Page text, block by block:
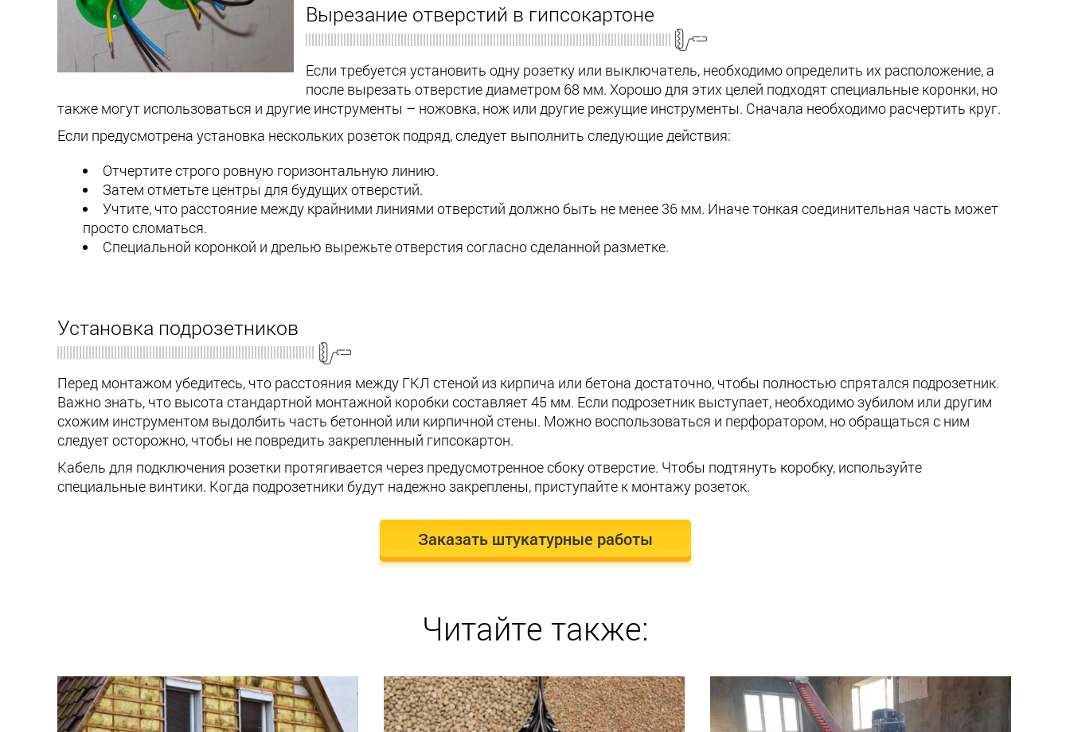
Вырезание отверстий в гипсокартоне
Если требуется установить одну розетку или выключатель, необходимо определить их расположение, а
после вырезать отверстие диаметром 68 мм. Хорошо для этих целей подходят специальные коронки, но
также могут использоваться и другие инструменты – ножовка, нож или другие режущие инструменты. Сначала необходимо расчертить круг.
Если предусмотрена установка нескольких розеток подряд, следует выполнить следующие действия:
Отчертите строго ровную горизонтальную линию.
Затем отметьте центры для будущих отверстий.
Учтите, что расстояние между крайними линиями отверстий должно быть не менее 36 мм. Иначе тонкая соединительная часть может
просто сломаться.
Специальной коронкой и дрелью вырежьте отверстия согласно сделанной разметке.
Установка подрозетников
Перед монтажом убедитесь, что расстояния между ГКЛ стеной из кирпича или бетона достаточно, чтобы полностью спрятался подрозетник.
Важно знать, что высота стандартной монтажной коробки составляет 45 мм. Если подрозетник выступает, необходимо зубилом или другим
схожим инструментом выдолбить часть бетонной или кирпичной стены. Можно воспользоваться и перфоратором, но обращаться с ним
следует осторожно, чтобы не повредить закрепленный гипсокартон.
Кабель для подключения розетки протягивается через предусмотренное сбоку отверстие. Чтобы подтянуть коробку, используйте
специальные винтики. Когда подрозетники будут надежно закреплены, приступайте к монтажу розеток.
Заказать штукатурные работы
Читайте также: